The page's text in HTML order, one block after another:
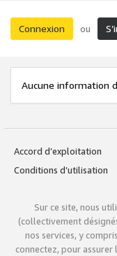
Connexion ou
Aucune information
Accord d’exploitation
Conditions d’utilisation
Sur ce site, nous
(collectivement
nos services, y
connectez, pour